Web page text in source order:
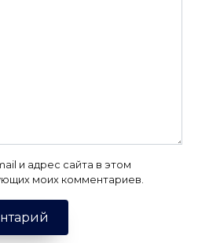
и адрес сайта в этом
моих комментариев.